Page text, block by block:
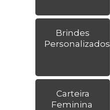
Brindes
Personalizados
Carteira
Feminina